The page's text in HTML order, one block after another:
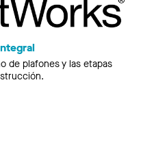
de plafones y las etapas